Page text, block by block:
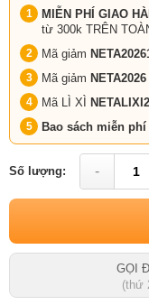
MIỄN PHÍ GIAO
từ 300k TRÊN
Mã giảm
Mã giảm NETA2026
Mã LÌ XÌ
Bao sách miễn phí
Số lượng: -
GỌI
(thứ